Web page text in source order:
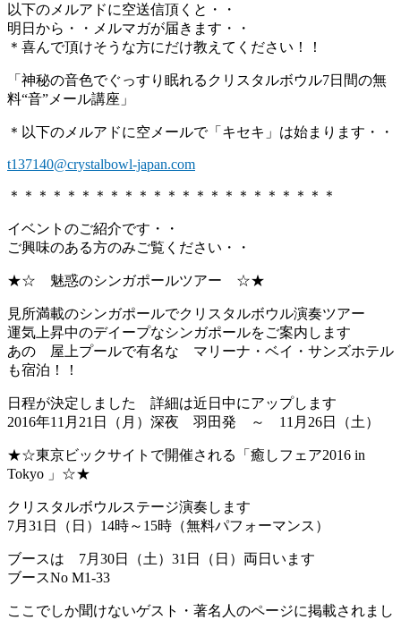
以下のメルアドに空送信頂くと・・
明日から・・メルマガが届きます・・
＊喜んで頂けそうな方にだけ教えてください！！
「神秘の音色でぐっすり眠れるクリスタルボウル7日間の無
料“音”メール講座」
＊以下のメルアドに空メールで「キセキ」は始まります・・
t137140@crystalbowl-japan.com
＊＊＊＊＊＊＊＊＊＊＊＊＊＊＊＊＊＊＊＊＊＊＊
イベントのご紹介です・・
ご興味のある方のみご覧ください・・
★☆ 魅惑のシンガポールツアー ☆★
見所満載のシンガポールでクリスタルボウル演奏ツアー
運気上昇中のデイープなシンガポールをご案内します
あの 屋上プールで有名な マリーナ・ベイ・サンズホテル
も宿泊！！
日程が決定しました 詳細は近日中にアップします
2016年11月21日（月）深夜 羽田発 ～ 11月26日（土）
★☆東京ビックサイトで開催される「癒しフェア2016 in
Tokyo 」☆★
クリスタルボウルステージ演奏します
7月31日（日）14時～15時（無料パフォーマンス）
ブースは 7月30日（土）31日（日）両日います
ブースNo M1-33
ここでしか聞けないゲスト・著名人のページに掲載されまし